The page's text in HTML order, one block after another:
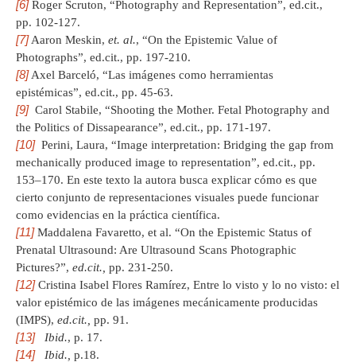
[6]Roger Scruton, “Photography and Representation”, ed.cit.,
pp. 102-127.
[7]Aaron Meskin, et. al., “On the Epistemic Value of
Photographs”, ed.cit., pp. 197-210.
[8]Axel Barceló, “Las imágenes como herramientas
epistémicas”, ed.cit., pp. 45-63.
[9]Carol Stabile, “Shooting the Mother. Fetal Photography and
the Politics of Dissapearance”, ed.cit., pp. 171-197.
[10]Perini, Laura, “Image interpretation: Bridging the gap from
mechanically produced image to representation”, ed.cit., pp.
153–170. En este texto la autora busca explicar cómo es que
cierto conjunto de representaciones visuales puede funcionar
como evidencias en la práctica científica.
[11]Maddalena Favaretto, et al. “On the Epistemic Status of
Prenatal Ultrasound: Are Ultrasound Scans Photographic
Pictures?”, ed.cit., pp. 231-250.
[12]Cristina Isabel Flores Ramírez, Entre lo visto y lo no visto: el
valor epistémico de las imágenes mecánicamente producidas
(IMPS), ed.cit., pp. 91.
[13]Ibid., p. 17.
[14]Ibid., p.18.